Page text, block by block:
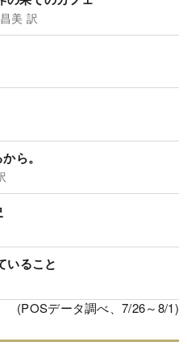
美 訳
ら。
いること
(POSデータ調べ、7/26～8/1)